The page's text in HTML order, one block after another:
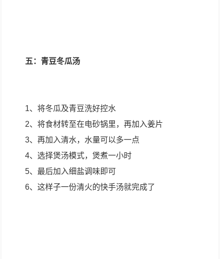
五：青豆冬瓜汤
1、将冬瓜及青豆洗好控水
2、将食材转至在电砂锅里，再加入姜片
3、再加入清水，水量可以多一点
4、选择煲汤模式，煲煮一小时
5、最后加入细盐调味即可
6、这样子一份清火的快手汤就完成了